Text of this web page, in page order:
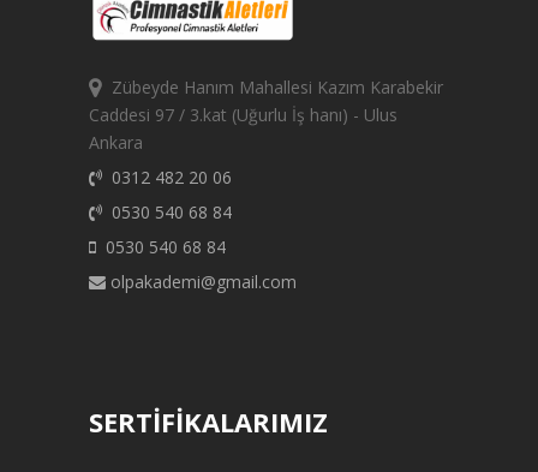
Zübeyde Hanım Mahallesi Kazım Karabekir
Caddesi 97 / 3.kat (Uğurlu İş hanı) - Ulus
Ankara
0312 482 20 06
0530 540 68 84
0530 540 68 84
olpakademi@gmail.com
SERTİFİKALARIMIZ